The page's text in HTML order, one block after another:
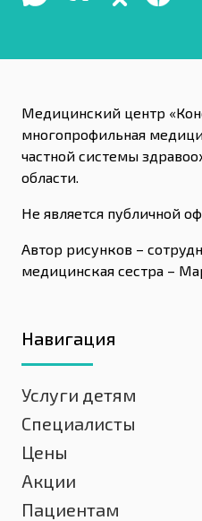
Медицинский центр
многопрофильная
частной системы
области.
Не является публичной
Автор рисунков –
медицинская сестра –
Навигация
Услуги детям
Специалисты
Цены
Акции
Пациентам